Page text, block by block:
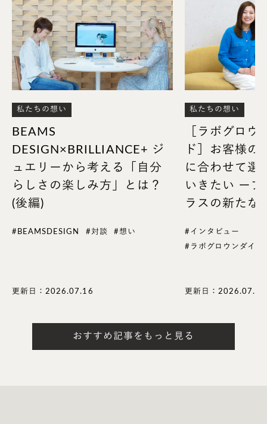
しかし、いざ当日を迎えると、参加いただいたゲス
トの皆様がとても楽しんでくださっている様子がダイ
レクトに伝わり、笑顔でお帰りになられたことが大
変印象的でした。
指輪を販売するだけでなく、その先に続くストーリー
らしい取り組みだと考えています。今後も、より多く
のお客様に知ってもらい、喜んでいただける商品やサ
ービス、ホスピタリティの提供をしていけるよう努め
たいと思います。
ブリリアンスプラスのWEBサイトは全て社内のWEB
のWEBデザイナーがデザインからコーディングまで
を一貫して担当しています。
私たちの想い
BEAMS
DESIGN×BRILLIANCE+ ジ
ュエリーから考える「自分
らしさの楽しみ方」とは？
(後編)
#BEAMSDESIGN #対談 #想い
更新日：2026.07.16
私たちの想い
［ラボグロウ
ド］お客様の
に合わせて選
いきたい ー
ラスの新たな
#インタビュー
#ラボグロウンダイヤ
更新日：2026.07.28
おすすめ記事をもっと見る